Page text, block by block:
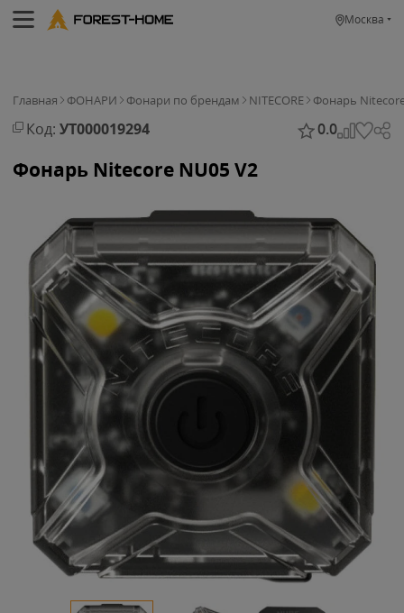
Москва
Главная ФОНАРИ Фонари по брендам NITECORE Фонарь
Код: УТ000019294 0.0
Фонарь Nitecore NU05 V2